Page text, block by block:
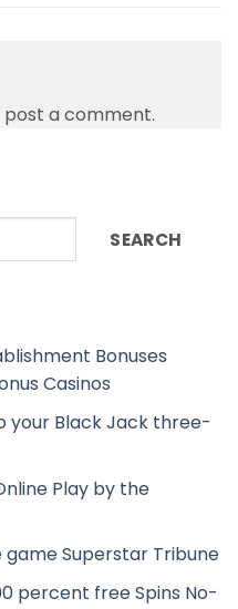
post a comment.
SEARCH
Bonuses
Casinos
your Black Jack three-
Play by the
game Superstar Tribune
percent free Spins No-